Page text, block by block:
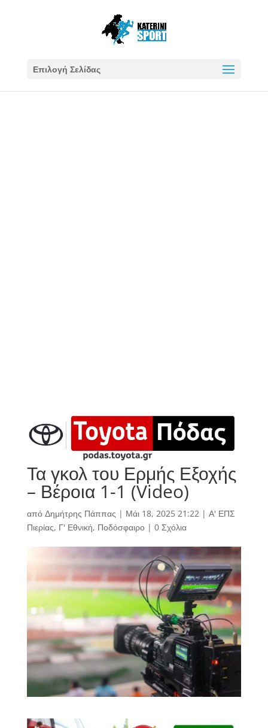
Επιλογή Σελίδας
Τα γκολ του Ερμής Εξοχής
– Βέροια 1-1 (Video)
από Δημήτρης Πάππας | Μάι 18, 2025 21:22| Α' ΕΠΣ
Πιερίας, Γ' Εθνική, Ποδόσφαιρο| 0 Σχόλια